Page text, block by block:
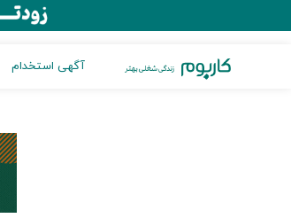
آگهی استخدام